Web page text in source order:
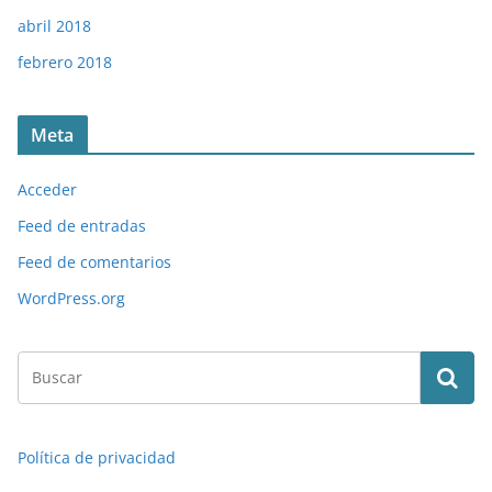
abril 2018
febrero 2018
Meta
Acceder
Feed de entradas
Feed de comentarios
WordPress.org
Política de privacidad